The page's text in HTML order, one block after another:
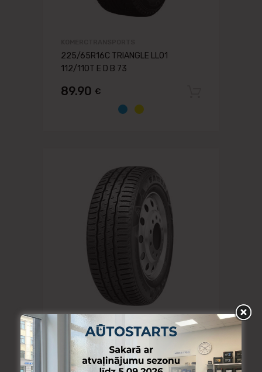
225/65R16C TRIANGLE LL01
112/110T E D B 73
89.90 €
KOMERCTRANSPORTS
205/65R16C SAILUN ENDURE WSL1
107/105T C B B 72